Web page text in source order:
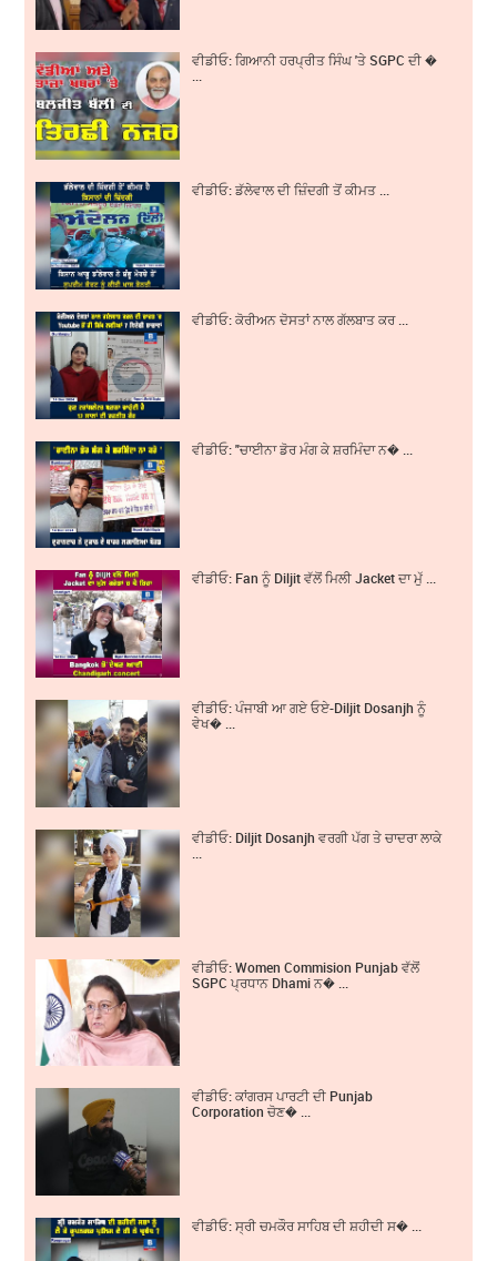
ਵੀਡੀਓ: ਗਿਆਨੀ ਹਰਪ੍ਰੀਤ ਸਿੰਘ 'ਤੇ SGPC ਦੀ �
...
ਵੀਡੀਓ: ਡੱਲੇਵਾਲ ਦੀ ਜ਼ਿੰਦਗੀ ਤੋਂ ਕੀਮਤ ...
ਵੀਡੀਓ: ਕੋਰੀਅਨ ਦੋਸਤਾਂ ਨਾਲ ਗੱਲਬਾਤ ਕਰ ...
ਵੀਡੀਓ: "ਚਾਈਨਾ ਡੋਰ ਮੰਗ ਕੇ ਸ਼ਰਮਿੰਦਾ ਨ� ...
ਵੀਡੀਓ: Fan ਨੂੰ Diljit ਵੱਲੋਂ ਮਿਲੀ Jacket ਦਾ ਮੁੱ ...
ਵੀਡੀਓ: ਪੰਜਾਬੀ ਆ ਗਏ ਓਏ-Diljit Dosanjh ਨੂੰ
ਵੇਖ� ...
ਵੀਡੀਓ: Diljit Dosanjh ਵਰਗੀ ਪੱਗ ਤੇ ਚਾਦਰਾ ਲਾਕੇ
ਵੀਡੀਓ: Women Commision Punjab ਵੱਲੋਂ
SGPC ਪ੍ਰਧਾਨ Dhami ਨ� ...
ਵੀਡੀਓ: ਕਾਂਗਰਸ ਪਾਰਟੀ ਦੀ Punjab
Corporation ਚੋਣ� ...
ਵੀਡੀਓ: ਸ੍ਰੀ ਚਮਕੌਰ ਸਾਹਿਬ ਦੀ ਸ਼ਹੀਦੀ ਸ� ...